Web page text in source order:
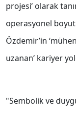
projesi’ olarak
operasyonel
Özdemir’in
uzanan’ kariyer
"Sembolik ve